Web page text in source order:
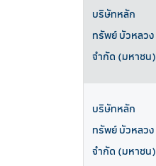
บริษัทหลัก
ทรัพย์ บัวหลวง
จำกัด (มหาชน)
บริษัทหลัก
ทรัพย์ บัวหลวง
จำกัด (มหาชน)